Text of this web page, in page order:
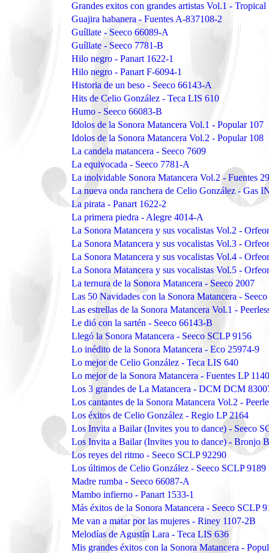
Grandes exitos con grandes artistas Vol.1 - Tropical
Guajira habanera - Fuentes A-837108-2
Guíllate - Seeco 66089-A
Guíllate - Seeco 7781-B
Hilo negro - Panart 1622-1
Hilo negro - Panart F-6094-1
Historia de un beso - Seeco 66143-A
Hits de Celio González - Teca LIS 610
Humo - Seeco 66083-B
Idolos de la Sonora Matancera Vol.1 - Popular 107
Idolos de la Sonora Matancera Vol.2 - Popular 108
La candela matancera - Seeco 7609
La equivocada - Seeco 7781-A
La inolvidable Sonora Matancera Vol.2 - Fuentes
La nueva onda ranchera de Celio González - Gas
La pirata - Panart 1622-2
La primera piedra - Alegre 4014-A
La Sonora Matancera y sus vocalistas Vol.2 -
La Sonora Matancera y sus vocalistas Vol.3 -
La Sonora Matancera y sus vocalistas Vol.4 -
La Sonora Matancera y sus vocalistas Vol.5 -
La ternura de la Sonora Matancera - Seeco 2007
Las 50 Navidades con la Sonora Matancera -
Las estrellas de la Sonora Matancera Vol.1 -
Le dió con la sartén - Seeco 66143-B
Llegó la Sonora Matancera - Seeco SCLP 9156
Lo inédito de la Sonora Matancera - Eco 25974-9
Lo mejor de Celio González - Teca LIS 640
Lo mejor de la Sonora Matancera - Fuentes LP
Los 3 grandes de La Matancera - DCM DCM
Los cantantes de la Sonora Matancera Vol.2 -
Los éxitos de Celio González - Regio LP 2164
Los Invita a Bailar (Invites you to dance) - Seeco
Los Invita a Bailar (Invites you to dance) - Bronjo
Los reyes del ritmo - Seeco SCLP 92290
Los últimos de Celio González - Seeco SCLP 9189
Madre rumba - Seeco 66087-A
Mambo infierno - Panart 1533-1
Más éxitos de la Sonora Matancera - Seeco SCLP
Me van a matar por las mujeres - Riney 1107-2B
Melodías de Agustín Lara - Teca LIS 636
Mis grandes éxitos con la Sonora Matancera -